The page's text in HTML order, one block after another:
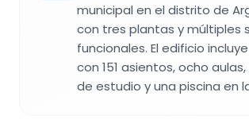
municipal en el distrito de
con tres plantas y múltiples
funcionales. El edificio
con 151 asientos, ocho
de estudio y una piscina en